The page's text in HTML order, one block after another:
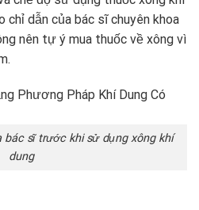
chỉ dẫn của bác sĩ chuyên khoa
nên tự ý mua thuốc về xông vì
bác sĩ trước khi sử dụng xông khí
dung